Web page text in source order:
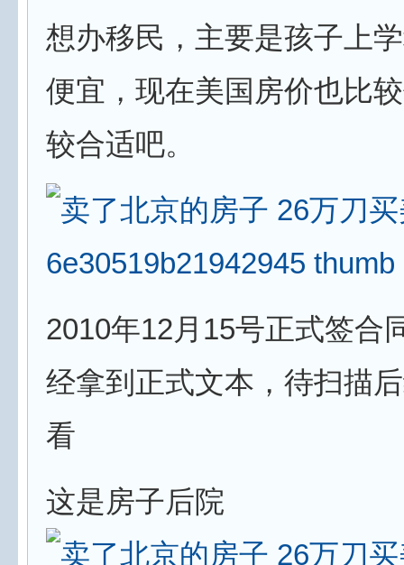
想办移民，主要是孩子上
便宜，现在美国房价也比
较合适吧。
2010年12月15号正式签合
经拿到正式文本，待扫描
看
这是房子后院